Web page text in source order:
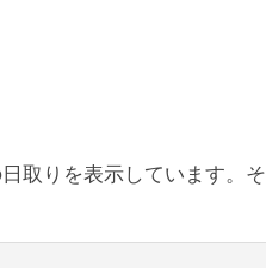
取りを表示しています。そ